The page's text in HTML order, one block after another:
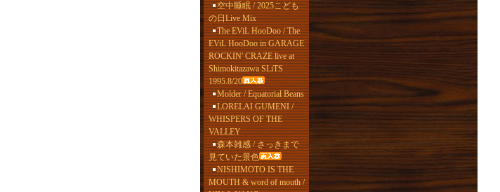
空中睡眠 / 2025こども
の日Live Mix
The EViL HooDoo / The
EViL HooDoo in GARAGE
ROCKIN' CRAZE live at
Shimokitazawa SLiTS
1995.8/20
Molder / Equatorial Beans
LORELAI GUMENI /
WHISPERS OF THE
VALLEY
森本雑感 / さっきまで
見ていた景色
NISHIMOTO IS THE
MOUTH & word of mouth /